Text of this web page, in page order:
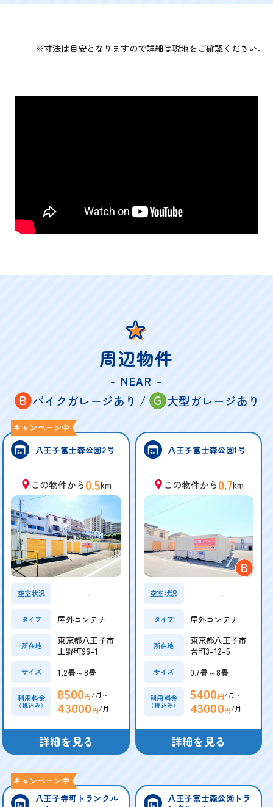
※寸法は目安となりますので詳細は現地をご確認ください。
周辺物件
- NEAR -
B バイクガレージあり / G 大型ガレージあり
八王子富士森公園2号
この物件から0.5km
空室状況 -
タイプ 屋外コンテナ
所在地
東京都八王子市
上野町96-1
サイズ 1.2畳～8畳
利用料金
（税込み）
8500円/月～
43000円/月
詳細を見る
八王子富士森公園1号
この物件から0.7km
B
空室状況 -
タイプ 屋外コンテナ
所在地
東京都八王子市
台町3-12-5
サイズ 0.7畳～8畳
利用料金
（税込み）
5400円/月～
43000円/月
詳細を見る
八王子寺町トランクル
八王子富士森公園トラ